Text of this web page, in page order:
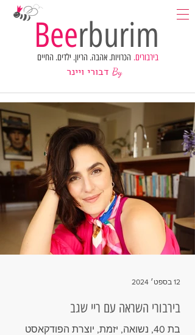
Beerburim
בירבורים. הכרויות. אהבה. הריון. ילדים. החיים
By
בירבורי השראה עם ריי שגב
בת 40, נשואה, יזמת, יוצרת הפודקאסט
12 בספט׳ 2024